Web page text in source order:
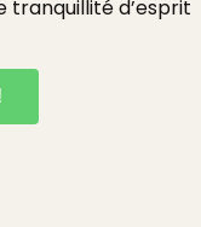
tranquillité d’esprit
c’est